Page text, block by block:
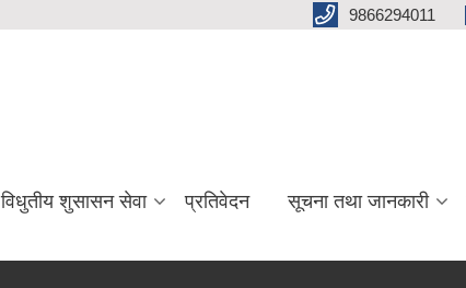
9866294011
विधुतीय शुसासन सेवा प्रतिवेदन सूचना तथा जानकारी